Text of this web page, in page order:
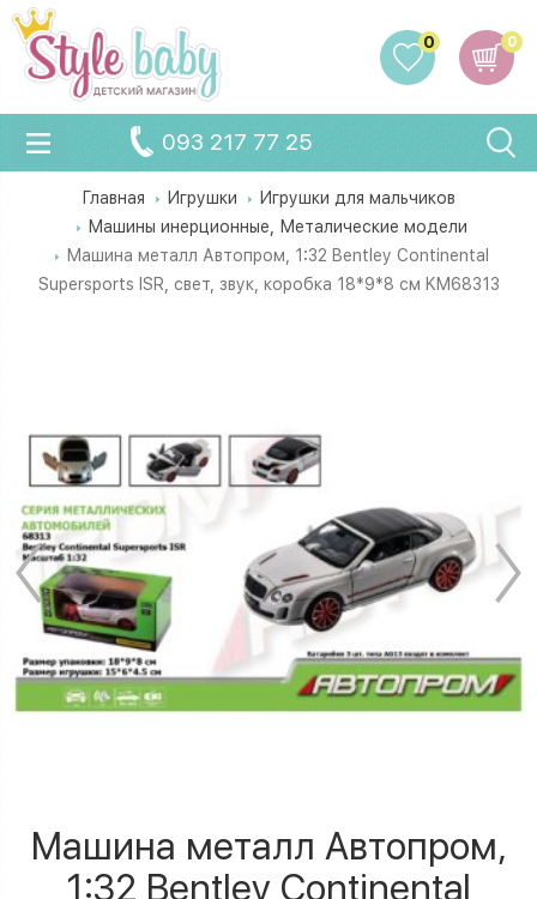
0
0
093 217 77 25
Главная Игрушки
Игрушки для мальчиков
Машины инерционные, Металические модели
Машина металл Автопром, 1:32 Bentley Continental
Supersports ISR, свет, звук, коробка 18*9*8 см KM68313
Машина металл Автопром,
1:32 Bentley Continental